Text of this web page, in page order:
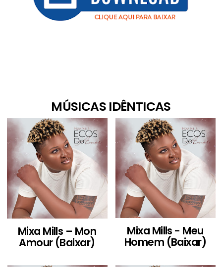
MÚSICAS IDÊNTICAS
Mixa Mills – Mon
Amour (Baixar)
Mixa Mills - Meu
Homem (Baixar)